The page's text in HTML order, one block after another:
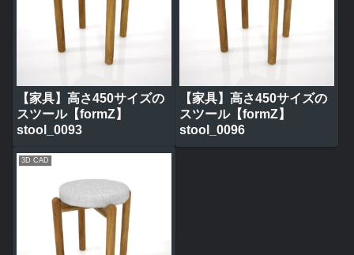
【家具】高さ450サイズの
スツール【formZ】
stool_0093
【家具】高さ450サイズの
スツール【formZ】
stool_0096
3D CAD